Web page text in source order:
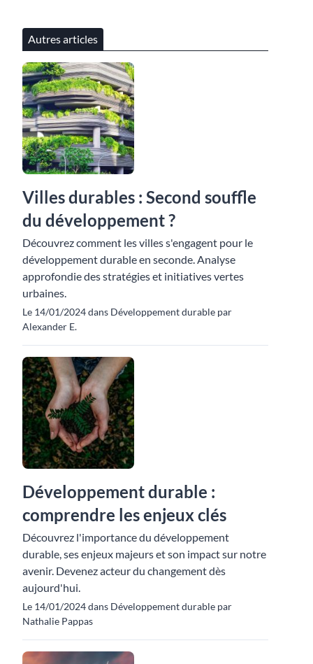
Autres articles
Villes durables : Second souffle
du développement ?
Découvrez comment les villes s'engagent pour le
développement durable en seconde. Analyse
approfondie des stratégies et initiatives vertes
urbaines.
Le 14/01/2024 dans Développement durable par
Alexander E.
Développement durable :
comprendre les enjeux clés
Découvrez l'importance du développement
durable, ses enjeux majeurs et son impact sur notre
avenir. Devenez acteur du changement dès
aujourd'hui.
Le 14/01/2024 dans Développement durable par
Nathalie Pappas